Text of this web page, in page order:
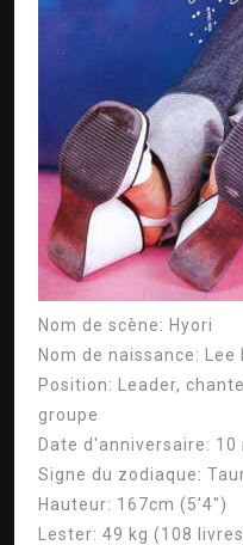
Nom de scène: Hyori
Nom de naissance:
Lee
Position:
Leader,
groupe
Date d'anniversaire: 10
Signe du zodiaque:
Hauteur: 167cm (5'4″)
Lester: 49 kg (108